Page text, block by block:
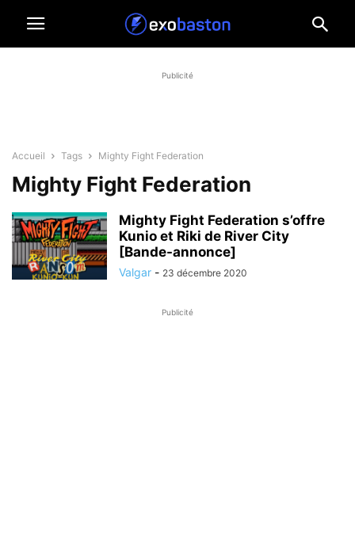
Publicité
Accueil Tags Mighty Fight Federation
Mighty Fight Federation
Mighty Fight Federation s’offre
Kunio et Riki de River City
[Bande-annonce]
Valgar - 23 décembre 2020
Publicité